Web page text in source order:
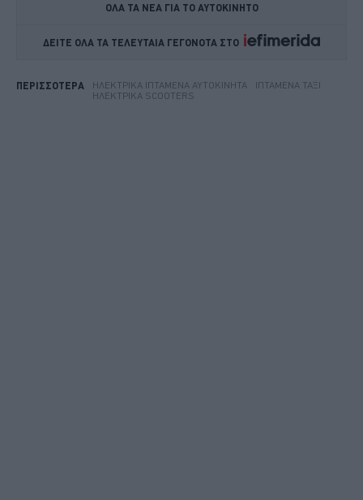
ΟΛΑ ΤΑ ΝΕΑ ΓΙΑ ΤΟ ΑΥΤΟΚΙΝΗΤΟ
ΔΕΙΤΕ ΟΛΑ ΤΑ ΤΕΛΕΥΤΑΙΑ ΓΕΓΟΝΟΤΑ ΣΤΟ
ΠΕΡΙΣΣΟΤΕΡΑ ΗΛΕΚΤΡΙΚΆ ΙΠΤΆΜΕΝΑ ΑΥΤΟΚΊΝΗΤΑ
ΙΠΤΆΜΕΝΑ ΤΑΞΊ
ΗΛΕΚΤΡΙΚΆ SCOOTERS